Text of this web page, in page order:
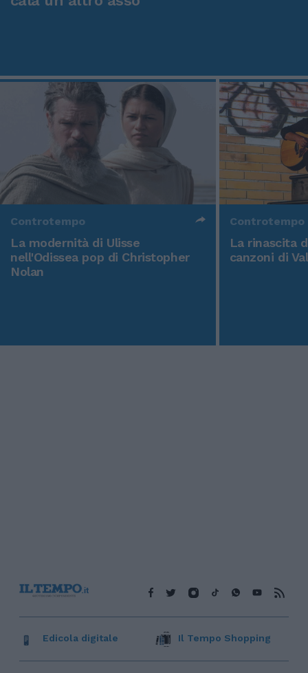
Controtempo
La modernità di Ulisse
nell'Odissea pop di Christopher
Nolan
Controtempo
La rinascita
canzoni di
Edicola digitale Il Tempo Shopping